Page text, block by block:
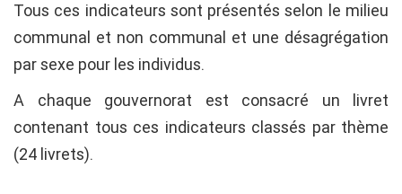
Tous ces indicateurs sont présentés selon le milieu
communal et non communal et une désagrégation
par sexe pour les individus.
A chaque gouvernorat est consacré un livret
contenant tous ces indicateurs classés par thème
(24 livrets).